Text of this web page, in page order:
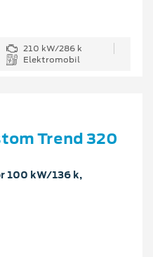
210 kW/286 k
Elektromobil
Trend 320
100 kW/136 k,